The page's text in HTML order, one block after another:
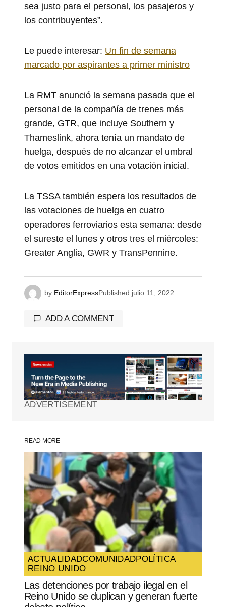
sea justo para el personal, los pasajeros y
los contribuyentes”.
Le puede interesar: Un fin de semana
marcado por aspirantes a primer ministro
La RMT anunció la semana pasada que el
personal de la compañía de trenes más
grande, GTR, que incluye Southern y
Thameslink, ahora tenía un mandato de
huelga, después de no alcanzar el umbral
de votos emitidos en una votación inicial.
La TSSA también espera los resultados de
las votaciones de huelga en cuatro
operadores ferroviarios esta semana: desde
el sureste el lunes y otros tres el miércoles:
Greater Anglia, GWR y TransPennine.
by EditorExpressPublished julio 11, 2022
ADD A COMMENT
Tu dirección de correo electrónico no será
Los campos obligatorios están
marcados con*
Your Name*
Your E-mail
Guarda mi nombre, correo electrónico y
web en este navegador para la próxima
vez que comente.
SUBMIT COMMENT
ADVERTISEMENT
READ MORE
ACTUALIDADCOMUNIDADPOLÍTICA
REINO UNIDO
Las detenciones por trabajo ilegal en el
Reino Unido se duplican y generan fuerte